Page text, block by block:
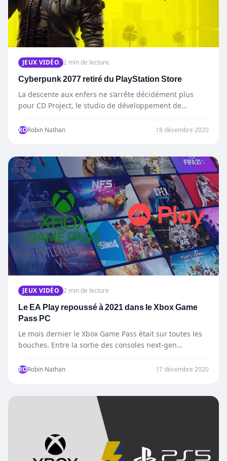
JEUX VIDÉO 2 min de lecture
Cyberpunk 2077 retiré du PlayStation Store
La descente aux enfers ne s’arrête décidément plus
pour CD Project, le studio de développement de
RORobin Nathan 18 décembre 2020
JEUX VIDÉO 2 min de lecture
Le EA Play repoussé à 2021 dans le Xbox Game
Pass PC
Le mois dernier le Xbox Game Pass était sur toutes les
bouches. Entre la sortie des consoles next-gen…
RORobin Nathan 17 décembre 2020